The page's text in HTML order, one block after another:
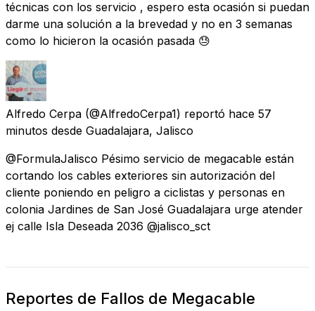
técnicas con los servicio , espero esta ocasión si puedan
darme una solución a la brevedad y no en 3 semanas
como lo hicieron la ocasión pasada 😓
Alfredo Cerpa (@AlfredoCerpa1) reportó hace 57
minutos desde Guadalajara, Jalisco
@FormulaJalisco Pésimo servicio de megacable están
cortando los cables exteriores sin autorización del
cliente poniendo en peligro a ciclistas y personas en
colonia Jardines de San José Guadalajara urge atender
ej calle Isla Deseada 2036 @jalisco_sct
Reportes de Fallos de Megacable